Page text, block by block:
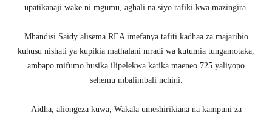
upatikanaji wake ni mgumu, aghali na siyo rafiki kwa mazingira.
Mhandisi Saidy alisema REA imefanya tafiti kadhaa za majaribio
kuhusu nishati ya kupikia mathalani mradi wa kutumia tungamotaka,
ambapo mifumo husika ilipelekwa katika maeneo 725 yaliyopo
sehemu mbalimbali nchini.
Aidha, aliongeza kuwa, Wakala umeshirikiana na kampuni za